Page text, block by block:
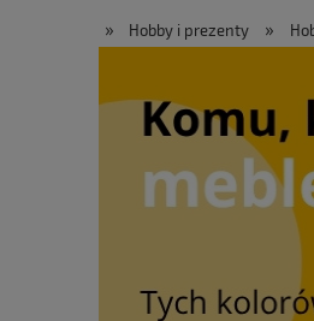
» Hobby i prezenty »